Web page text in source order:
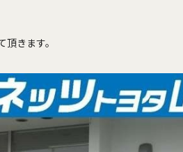
きます。